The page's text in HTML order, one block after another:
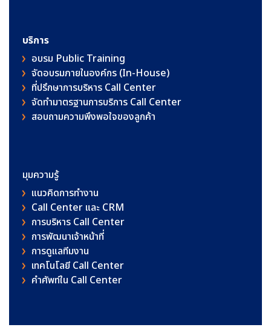
บริการ
อบรม Public Training
จัดอบรมภายในองค์กร (In-House)
ที่ปรึกษาการบริหาร Call Center
จัดทำมาตรฐานการบริการ Call Center
สอบถามความพึงพอใจของลูกค้า
มุมความรู้
แนวคิดการทำงาน
Call Center และ CRM
การบริหาร Call Center
การพัฒนาเจ้าหน้าที่
การดูแลทีมงาน
เทคโนโลยี Call Center
คําศัพท์ใน Call Center